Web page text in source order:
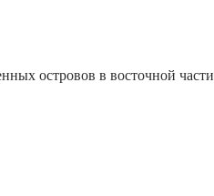
островов в восточной